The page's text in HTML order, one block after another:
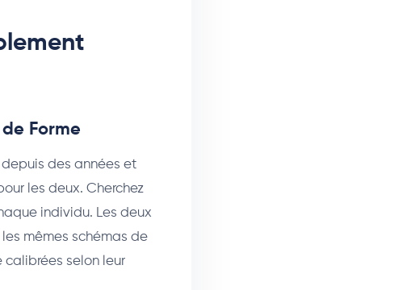
Forme
des années et
les deux. Cherchez
individu. Les deux
mêmes schémas de
selon leur